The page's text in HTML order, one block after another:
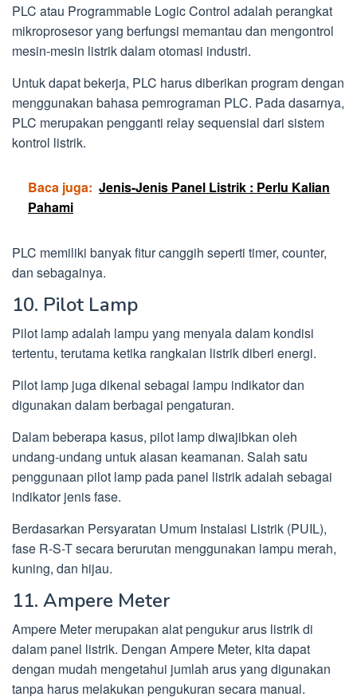
PLC atau Programmable Logic Control adalah perangkat
mikroprosesor yang berfungsi memantau dan mengontrol
mesin-mesin listrik dalam otomasi industri.
Untuk dapat bekerja, PLC harus diberikan program dengan
menggunakan bahasa pemrograman PLC. Pada dasarnya,
PLC merupakan pengganti relay sequensial dari sistem
kontrol listrik.
Baca juga: Jenis-Jenis Panel Listrik : Perlu Kalian
Pahami
PLC memiliki banyak fitur canggih seperti timer, counter,
dan sebagainya.
10. Pilot Lamp
Pilot lamp adalah lampu yang menyala dalam kondisi
tertentu, terutama ketika rangkaian listrik diberi energi.
Pilot lamp juga dikenal sebagai lampu indikator dan
digunakan dalam berbagai pengaturan.
Dalam beberapa kasus, pilot lamp diwajibkan oleh
undang-undang untuk alasan keamanan. Salah satu
penggunaan pilot lamp pada panel listrik adalah sebagai
indikator jenis fase.
Berdasarkan Persyaratan Umum Instalasi Listrik (PUIL),
fase R-S-T secara berurutan menggunakan lampu merah,
kuning, dan hijau.
11. Ampere Meter
Ampere Meter merupakan alat pengukur arus listrik di
dalam panel listrik. Dengan Ampere Meter, kita dapat
dengan mudah mengetahui jumlah arus yang digunakan
tanpa harus melakukan pengukuran secara manual.